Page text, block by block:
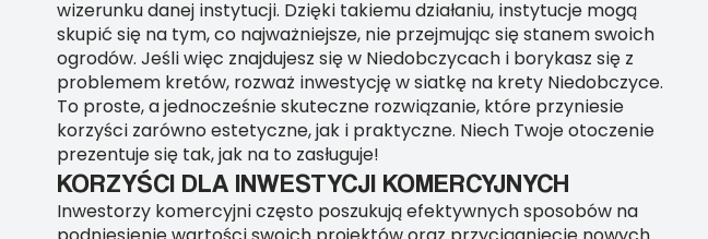
wizerunku danej instytucji. Dzięki takiemu działaniu, instytucje mogą
skupić się na tym, co najważniejsze, nie przejmując się stanem swoich
ogrodów. Jeśli więc znajdujesz się w Niedobczycach i borykasz się z
problemem kretów, rozważ inwestycję w siatkę na krety Niedobczyce.
To proste, a jednocześnie skuteczne rozwiązanie, które przyniesie
korzyści zarówno estetyczne, jak i praktyczne. Niech Twoje otoczenie
prezentuje się tak, jak na to zasługuje!
KORZYŚCI DLA INWESTYCJI KOMERCYJNYCH
Inwestorzy komercyjni często poszukują efektywnych sposobów na